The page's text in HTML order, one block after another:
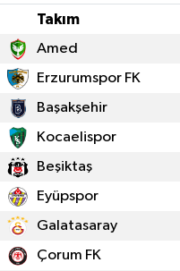
Takım
Amed
Erzurumspor FK
Başakşehir
Kocaelispor
Beşiktaş
Eyüpspor
Galatasaray
Çorum FK